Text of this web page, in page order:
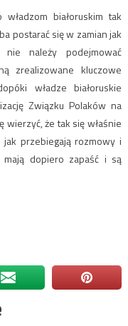
białoruskim tak
postarać się w zamian jak
nie należy podejmować
zrealizowane kluczowe
władze białoruskie
Związku Polaków na
wierzyć, że tak się właśnie
przebiegają rozmowy i
mają dopiero zapaść i są